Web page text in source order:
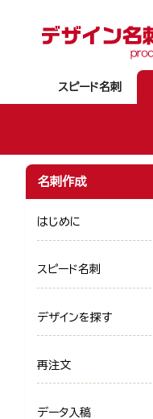
スピード名刺
名刺作成
はじめに
スピード名刺
デザインを探す
再注文
データ入稿